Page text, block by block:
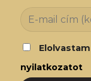
nyilatkozatot